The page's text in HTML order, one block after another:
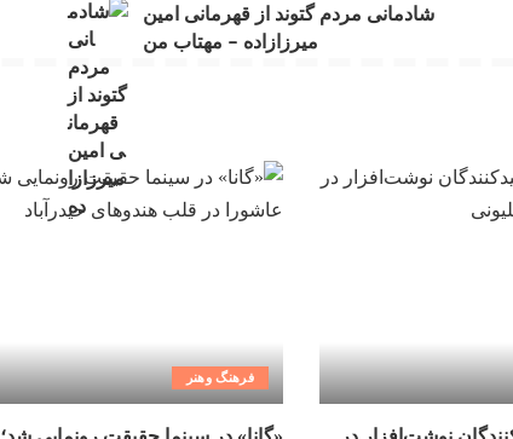
شادمانی مردم گتوند از قهرمانی امین
میرزازاده – مهتاب من
فرهنگ وهنر